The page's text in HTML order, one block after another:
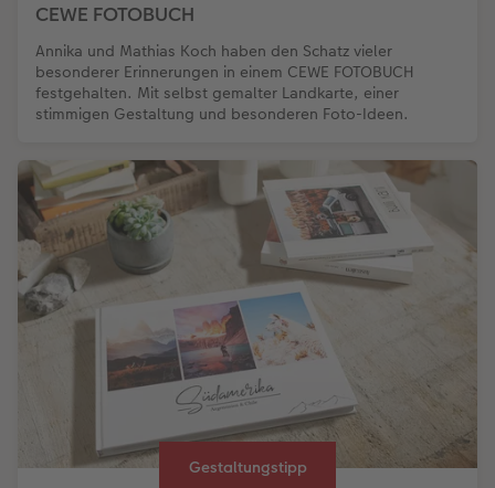
CEWE FOTOBUCH
Annika und Mathias Koch haben den Schatz vieler
besonderer Erinnerungen in einem CEWE FOTOBUCH
festgehalten. Mit selbst gemalter Landkarte, einer
stimmigen Gestaltung und besonderen Foto-Ideen.
Gestaltungstipp